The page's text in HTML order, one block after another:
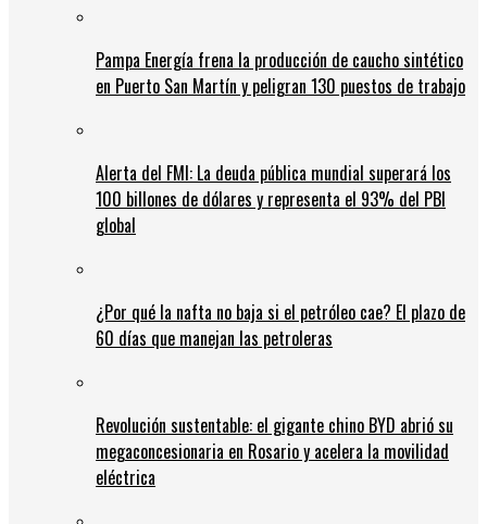
Pampa Energía frena la producción de caucho sintético
en Puerto San Martín y peligran 130 puestos de trabajo
Alerta del FMI: La deuda pública mundial superará los
100 billones de dólares y representa el 93% del PBI
global
¿Por qué la nafta no baja si el petróleo cae? El plazo de
60 días que manejan las petroleras
Revolución sustentable: el gigante chino BYD abrió su
megaconcesionaria en Rosario y acelera la movilidad
eléctrica